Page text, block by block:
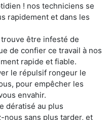
! nos techniciens se
rapidement et dans les
être infesté de
de confier ce travail à nos
rapide et fiable.
le répulsif rongeur le
pour empêcher les
envahir.
dératisé au plus
nous sans plus tarder, et